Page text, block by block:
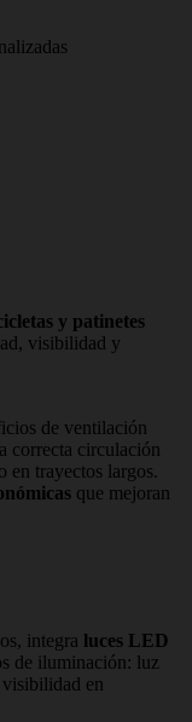
y patinetes
visibilidad y
de ventilación
correcta circulación
en trayectos largos.
que mejoran
integra luces LED
de iluminación: luz
en